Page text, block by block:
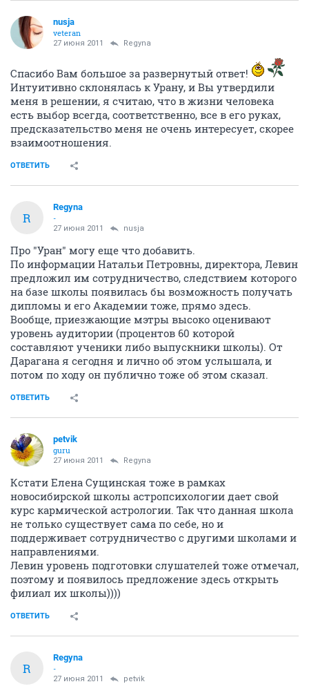
nusja
veteran
27 июня 2011 Regyna
Спасибо Вам большое за развернутый ответ!
Интуитивно склонялась к Урану, и Вы утвердили
меня в решении, я считаю, что в жизни человека
есть выбор всегда, соответственно, все в его руках,
предсказательство меня не очень интересует, скорее
взаимоотношения.
ОТВЕТИТЬ
R
Regyna
-
27 июня 2011 nusja
Про "Уран" могу еще что добавить.
По информации Натальи Петровны, директора, Левин
предложил им сотрудничество, следствием которого
на базе школы появилась бы возможность получать
дипломы и его Академии тоже, прямо здесь.
Вообще, приезжающие мэтры высоко оценивают
уровень аудитории (процентов 60 которой
составляют ученики либо выпускники школы). От
Дарагана я сегодня и лично об этом услышала, и
потом по ходу он публично тоже об этом сказал.
ОТВЕТИТЬ
petvik
guru
27 июня 2011 Regyna
Кстати Елена Сущинская тоже в рамках
новосибирской школы астропсихологии дает свой
курс кармической астрологии. Так что данная школа
не только существует сама по себе, но и
поддерживает сотрудничество с другими школами и
направлениями.
Левин уровень подготовки слушателей тоже отмечал,
поэтому и появилось предложение здесь открыть
филиал их школы))))
ОТВЕТИТЬ
R
Regyna
-
27 июня 2011 petvik